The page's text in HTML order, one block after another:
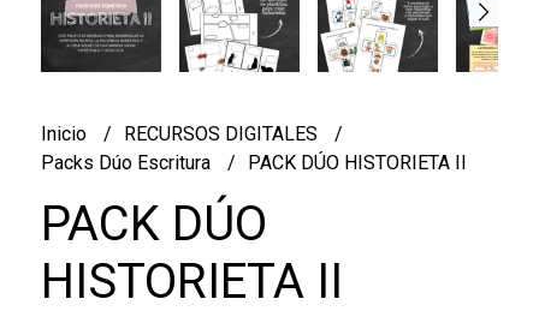
Inicio
RECURSOS DIGITALES
Packs Dúo Escritura
PACK DÚO HISTORIETA II
PACK DÚO
HISTORIETA II